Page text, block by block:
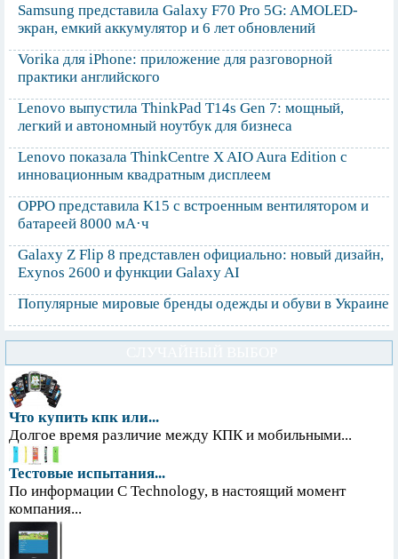
Samsung представила Galaxy F70 Pro 5G: AMOLED-
экран, емкий аккумулятор и 6 лет обновлений
Vorika для iPhone: приложение для разговорной
практики английского
Lenovo выпустила ThinkPad T14s Gen 7: мощный,
легкий и автономный ноутбук для бизнеса
Lenovo показала ThinkCentre X AIO Aura Edition с
инновационным квадратным дисплеем
OPPO представила K15 с встроенным вентилятором и
батареей 8000 мА·ч
Galaxy Z Flip 8 представлен официально: новый дизайн,
Exynos 2600 и функции Galaxy AI
Популярные мировые бренды одежды и обуви в Украине
Что купить кпк или...
Долгое время различие между КПК и мобильными...
Тестовые испытания...
По информации С Technology, в настоящий момент
компания...